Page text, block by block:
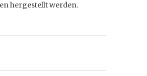
hergestellt werden.